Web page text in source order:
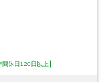
間休日120日以上